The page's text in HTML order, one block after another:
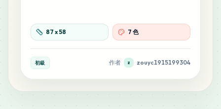
87 x58 7 色
初級 作者 z zouyc1915199304